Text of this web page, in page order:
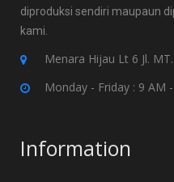
diproduksi sendiri maupaun
kami.
Menara Hijau Lt 6 Jl.
Monday - Friday : 9 AM
Information